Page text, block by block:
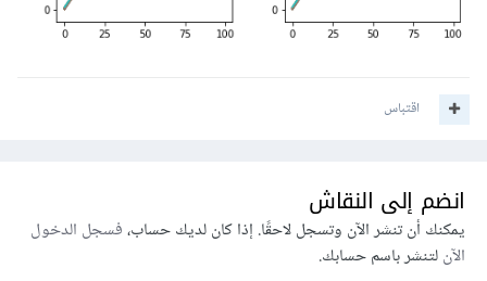
اقتباس
انضم إلى النقاش
يمكنك أن تنشر الآن وتسجل لاحقًا. إذا كان لديك حساب،فسجل الدخول
الآنلتنشر باسم حسابك.